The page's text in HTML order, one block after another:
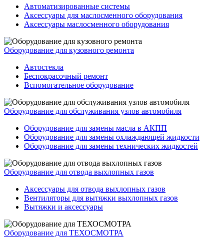
Автоматизированные системы
Аксессуары для маслосменного оборудования
Аксессуары маслосменного оборудования
Оборудование для кузовного ремонта
Автостекла
Беспокрасочный ремонт
Вспомогательное оборудование
Оборудование для обслуживания узлов автомобиля
Оборудование для замены масла в АКПП
Оборудование для замены охлаждающей жидкости
Оборудование для замены технических жидкостей
Оборудование для отвода выхлопных газов
Аксессуары для отвода выхлопных газов
Вентиляторы для вытяжки выхлопных газов
Вытяжки и аксессуары
Оборудование для ТЕХОСМОТРА